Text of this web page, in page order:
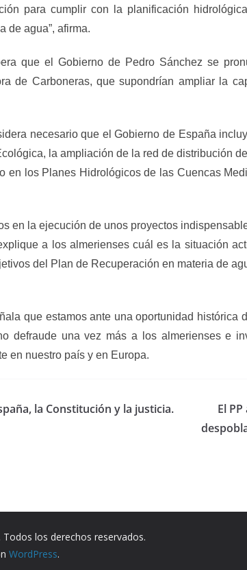
para cumplir con la planificación
de agua”, afirma.
que el Gobierno de Pedro Sánchez se
de Carboneras, que supondrían ampliar la
necesario que el Gobierno de España
la ampliación de la red de distribución
en los Planes Hidrológicos de las Cuencas
en la ejecución de unos proyectos
a los almerienses cuál es la situación
del Plan de Recuperación en materia de
que estamos ante una oportunidad histórica
defraude una vez más a los almerienses e
en nuestro país y en Europa.
la Constitución y la justicia.
El
. Todos los derechos reservados.
WordPress.